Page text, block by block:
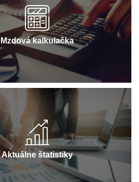
Mzdová kalkulačka
Aktuálne štatistiky